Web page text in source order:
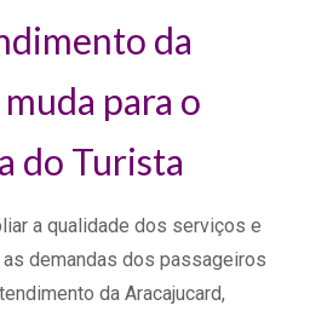
da
para o
do Turista
a qualidade dos serviços e
demandas dos passageiros
da Aracajucard,